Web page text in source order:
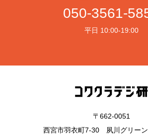
050-3561-
平日 10:00-19:00
〒662-0051
西宮市羽衣町7-30 夙川グリー